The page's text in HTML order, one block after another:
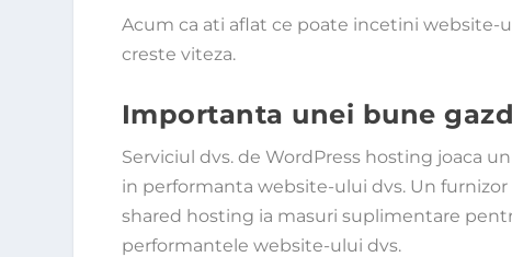
Acum ca ati aflat ce poate incetini website-
creste viteza.
Importanta unei bune
Serviciul dvs. de WordPress hosting joaca
in performanta website-ului dvs. Un
shared hosting ia masuri suplimentare
performantele website-ului dvs.